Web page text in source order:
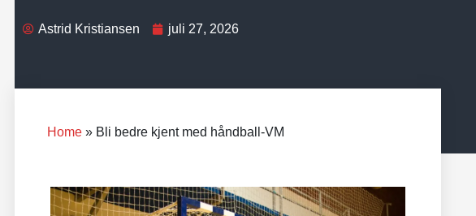
Astrid Kristiansen juli 27, 2026
Home» Bli bedre kjent med håndball-VM